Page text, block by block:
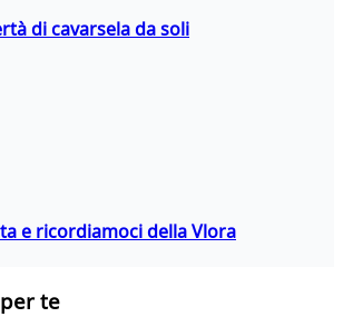
di cavarsela da soli
e ricordiamoci della Vlora
te